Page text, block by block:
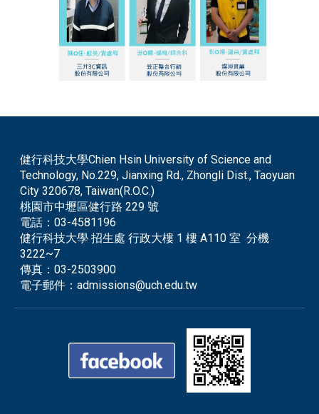
健行科技大學Chien Hsin University of Science and
Technology, No.229, Jianxing Rd., Zhongli Dist., Taoyuan
City 320678, Taiwan(R.O.C.)
桃園市中壢區健行路 229 號
電話：03-4581196
健行科技大學 招生處 行政大樓 1 樓 A110 室 分機
3222~7
傳真：03-2503900
電子郵件：admissions@uch.edu.tw